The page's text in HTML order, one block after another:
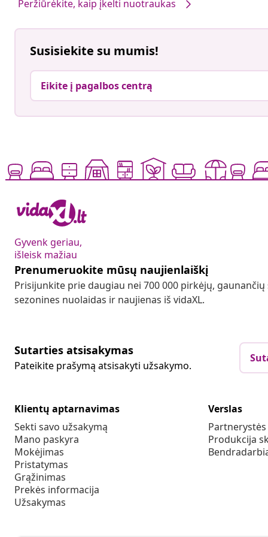
Peržiūrėkite, kaip įkelti nuotraukas
Susisiekite su mumis!
Eikite į pagalbos centrą
Gyvenk geriau,
išleisk mažiau
Prenumeruokite mūsų naujienlaiškį
Prisijunkite prie daugiau nei 700 000 pirkėjų,
sezonines nuolaidas ir naujienas iš vidaXL.
Sutarties atsisakymas
Pateikite prašymą atsisakyti užsakymo.
Klientų aptarnavimas
Sekti savo užsakymą
Mano paskyra
Mokėjimas
Pristatymas
Grąžinimas
Prekės informacija
Užsakymas
Verslas
Produkcija